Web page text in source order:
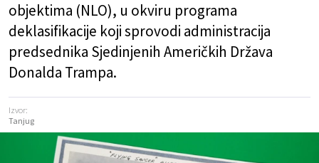
objektima (NLO), u okviru programa
deklasifikacije koji sprovodi administracija
predsednika Sjedinjenih Američkih Država
Donalda Trampa.
Izvor:
Tanjug